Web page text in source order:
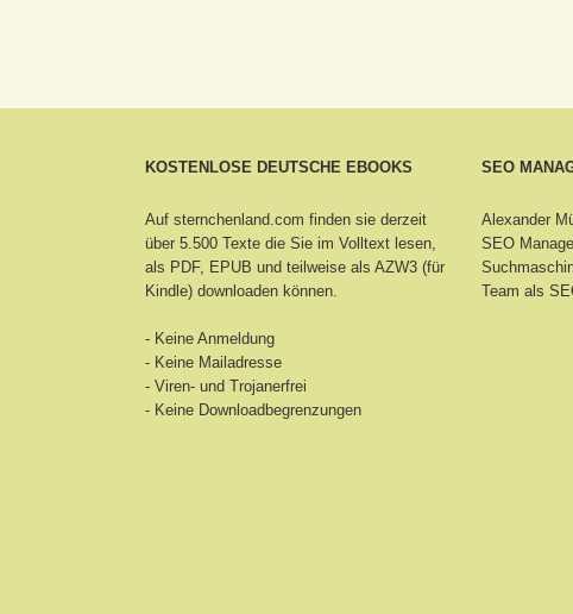
KOSTENLOSE DEUTSCHE EBOOKS
Auf sternchenland.com finden sie derzeit
über 5.500 Texte die Sie im Volltext lesen,
als PDF, EPUB und teilweise als AZW3 (für
Kindle) downloaden können.
- Keine Anmeldung
- Keine Mailadresse
- Viren- und Trojanerfrei
- Keine Downloadbegrenzungen
SEO
Alexander
SEO
Team als